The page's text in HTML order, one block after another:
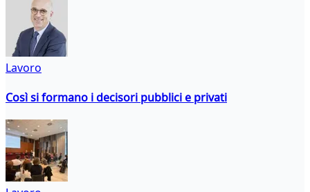
Lavoro
Così si formano i decisori pubblici e privati